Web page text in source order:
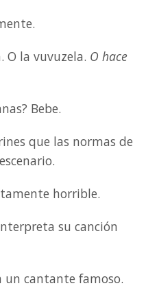
O la vuvuzela. O hace
Bebe.
que las normas de
horrible.
su canción
un cantante famoso.